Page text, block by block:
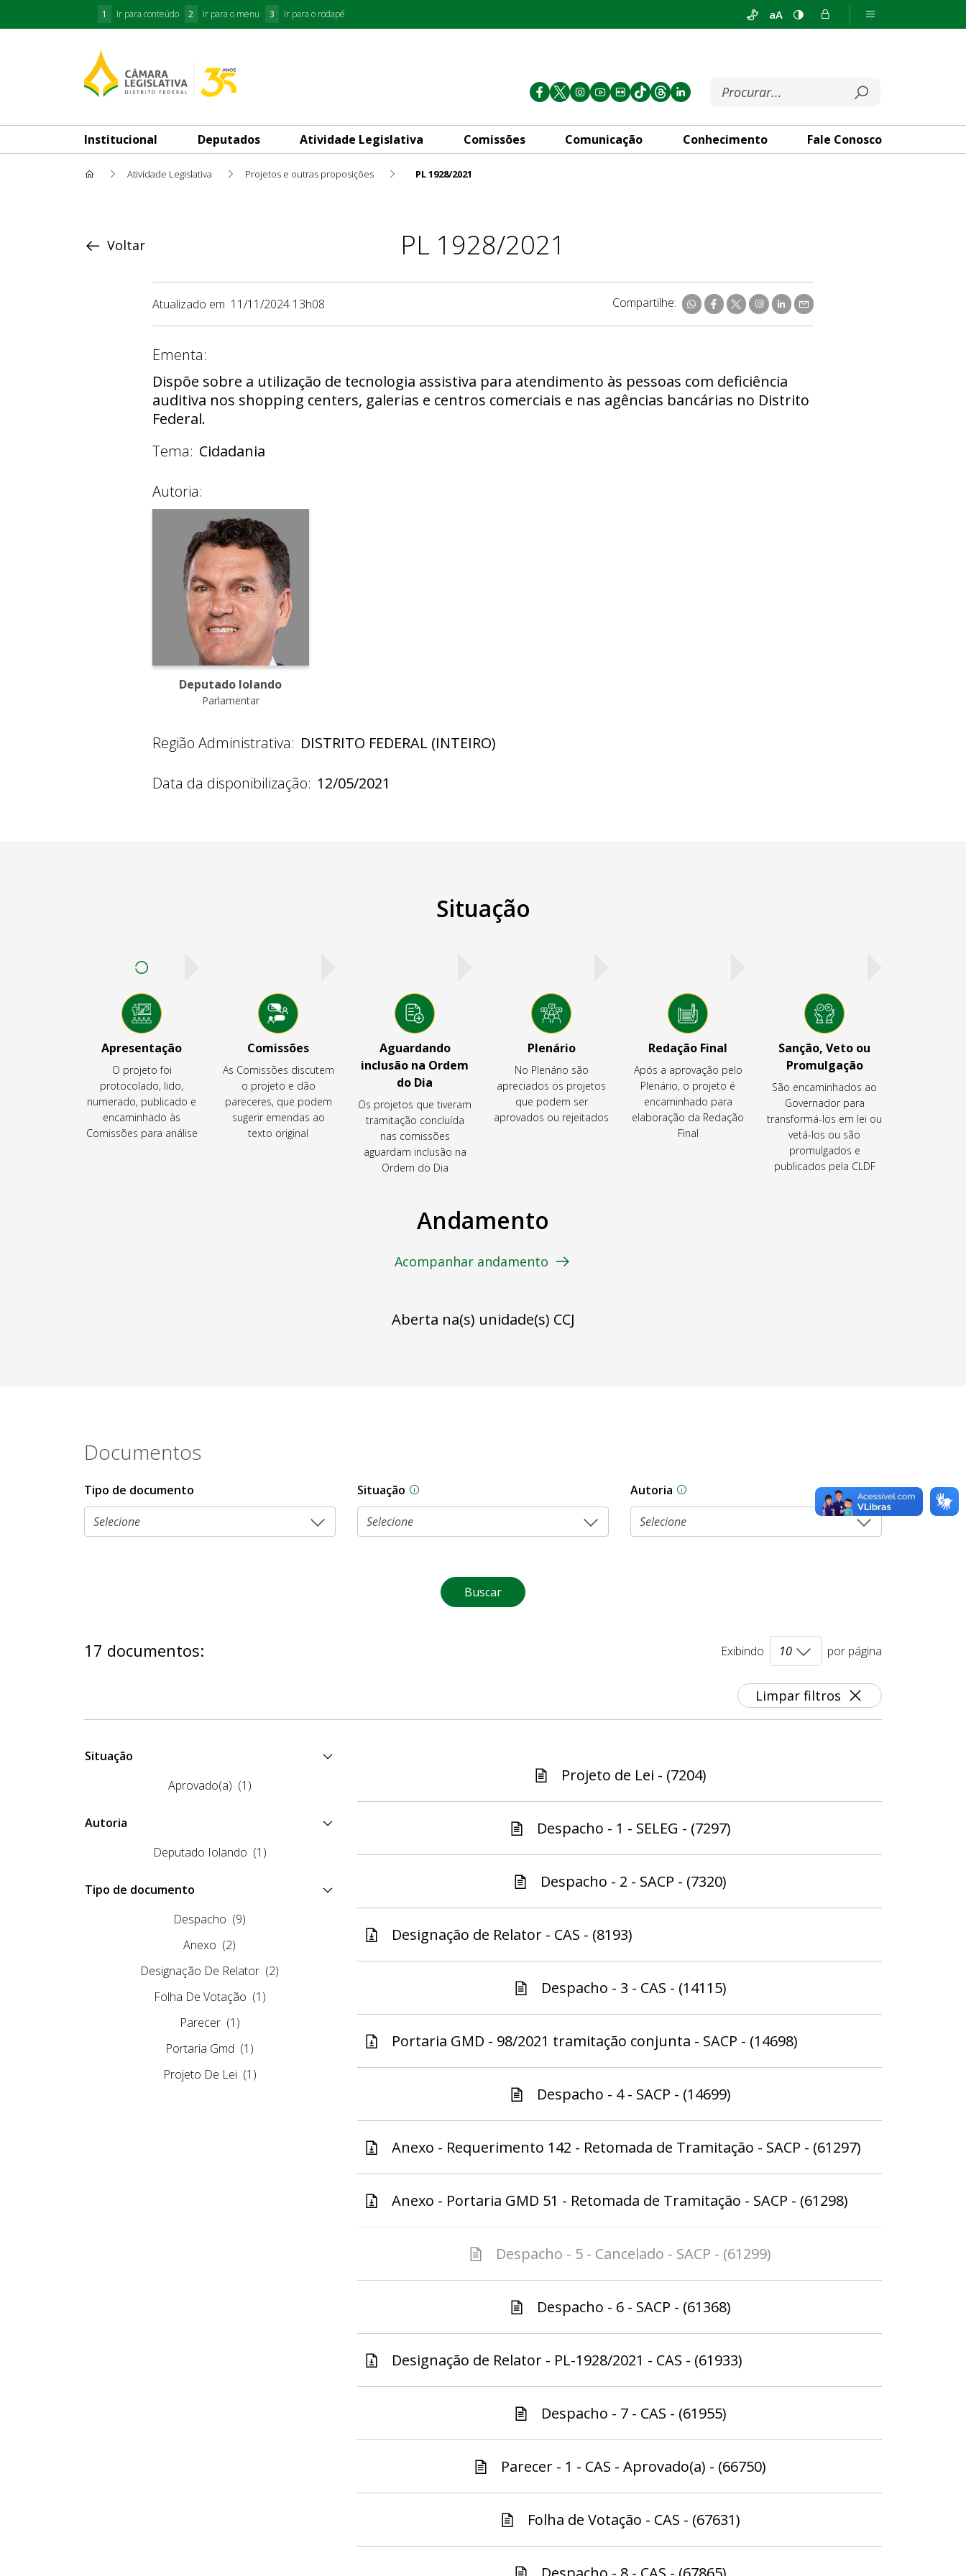
1 Ir para conteúdo 2 Ir para o menu 3 Ir para o rodapé aA
Institucional Deputados Atividade Legislativa Comissões Comunicação Conhecimento Fale Conosco
Atividade Legislativa Projetos e outras proposições PL 1928/2021
PL 1928/2021
Voltar
Atualizado em 11/11/2024 13h08 Compartilhe:
Ementa:
Dispõe sobre a utilização de tecnologia assistiva para atendimento às pessoas com deficiência
auditiva nos shopping centers, galerias e centros comerciais e nas agências bancárias no Distrito
Federal.
Tema: Cidadania
Autoria:
Deputado Iolando
Parlamentar
Região Administrativa: DISTRITO FEDERAL (INTEIRO)
Data da disponibilização: 12/05/2021
Situação
Apresentação
O projeto foi
protocolado, lido,
numerado, publicado e
encaminhado às
Comissões para análise
Comissões
As Comissões discutem
o projeto e dão
pareceres, que podem
sugerir emendas ao
texto original
Aguardando
inclusão na Ordem
do Dia
Os projetos que tiveram
tramitação concluída
nas comissões
aguardam inclusão na
Ordem do Dia
Plenário
No Plenário são
apreciados os projetos
que podem ser
aprovados ou rejeitados
Redação Final
Após a aprovação pelo
Plenário, o projeto é
encaminhado para
elaboração da Redação
Final
Sanção, Veto ou
Promulgação
São encaminhados ao
Governador para
transformá-los em lei ou
vetá-los ou são
promulgados e
publicados pela CLDF
Andamento
Acompanhar andamento
Aberta na(s) unidade(s) CCJ
Documentos
Tipo de documento Situação Na CLDF, as proposições legislativas passam por diferentes estágios durante o processo
Autoria As proposições legislativas na CLDF podem ser
Buscar
Limpar filtros
17 documentos: Exibindo por página
Situação
Aprovado(a) (1)
Autoria
Deputado Iolando (1)
Tipo de documento
Despacho (9)
Anexo (2)
Designação De Relator (2)
Folha De Votação (1)
Parecer (1)
Portaria Gmd (1)
Projeto De Lei (1)
Projeto de Lei - (7204)
Despacho - 1 - SELEG - (7297)
Despacho - 2 - SACP - (7320)
Designação de Relator - CAS - (8193)
Despacho - 3 - CAS - (14115)
Portaria GMD - 98/2021 tramitação conjunta - SACP - (14698)
Despacho - 4 - SACP - (14699)
Anexo - Requerimento 142 - Retomada de Tramitação - SACP - (61297)
Anexo - Portaria GMD 51 - Retomada de Tramitação - SACP - (61298)
Despacho - 5 - Cancelado - SACP - (61299)
Despacho - 6 - SACP - (61368)
Designação de Relator - PL-1928/2021 - CAS - (61933)
Despacho - 7 - CAS - (61955)
Parecer - 1 - CAS - Aprovado(a) - (66750)
Folha de Votação - CAS - (67631)